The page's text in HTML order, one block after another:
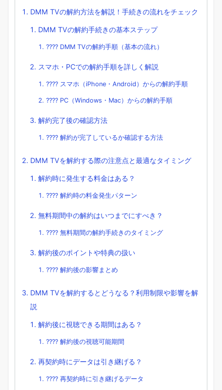
DMM TVの解約方法を解説！手続きの流れをチェック
DMM TVの解約手続きの基本ステップ
???? DMM TVの解約手順（基本の流れ）
スマホ・PCでの解約手順を詳しく解説
???? スマホ（iPhone・Android）からの解約手順
???? PC（Windows・Mac）からの解約手順
解約完了後の確認方法
???? 解約が完了しているか確認する方法
DMM TVを解約する際の注意点と最適なタイミング
解約時に発生する料金はある？
???? 解約時の料金発生パターン
無料期間中の解約はいつまでにすべき？
???? 無料期間の解約手続きのタイミング
解約後のポイントや特典の扱い
???? 解約後の影響まとめ
DMM TVを解約するとどうなる？利用制限や影響を解
説
解約後に視聴できる期間はある？
???? 解約後の視聴可能期間
再契約時にデータは引き継げる？
???? 再契約時に引き継げるデータ